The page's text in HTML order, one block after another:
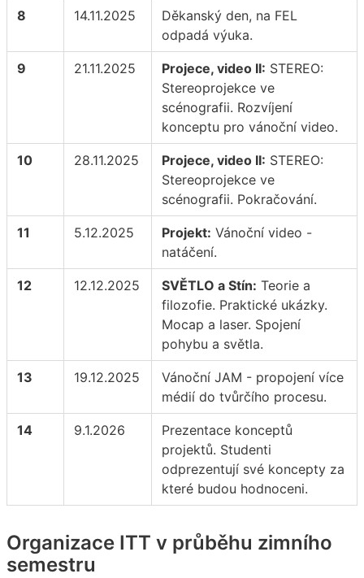
8 14.11.2025
Děkanský den, na FEL
odpadá výuka.
9 21.11.2025 Projece, video II: STEREO:
Stereoprojekce ve
scénografii. Rozvíjení
konceptu pro vánoční video.
10 28.11.2025 Projece, video II: STEREO:
Stereoprojekce ve
scénografii. Pokračování.
11 5.12.2025 Projekt: Vánoční video -
natáčení.
12 12.12.2025 SVĚTLO a Stín: Teorie a
filozofie. Praktické ukázky.
Mocap a laser. Spojení
pohybu a světla.
13 19.12.2025
Vánoční JAM - propojení více
médií do tvůrčího procesu.
14 9.1.2026
Prezentace konceptů
projektů. Studenti
odprezentují své koncepty za
které budou hodnoceni.
Organizace ITT v průběhu zimního
semestru